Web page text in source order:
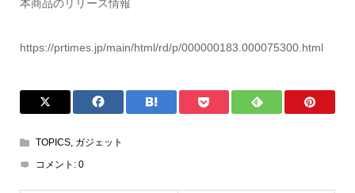
本商品のリリース情報
https://prtimes.jp/main/html/rd/p/000000183.000075300.html
TOPICS, ガジェット
コメント: 0